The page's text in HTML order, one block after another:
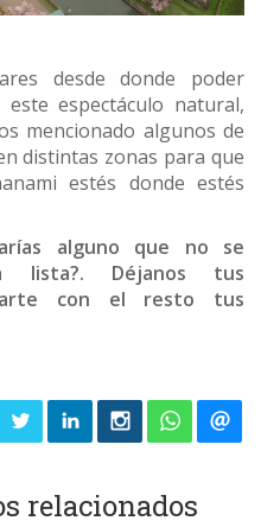
desde donde poder
espectáculo natural,
mencionado algunos de
distintas zonas para que
estés donde estés
alguno que no se
lista?. Déjanos tus
con el resto tus
relacionados